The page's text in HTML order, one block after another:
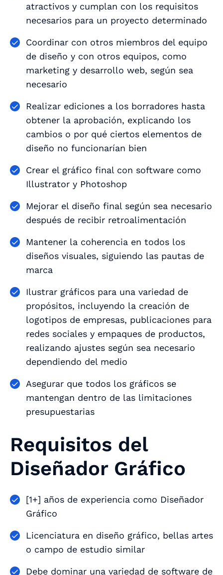
atractivos y cumplan con los requisitos
necesarios para un proyecto determinado
Coordinar con otros miembros del equipo
de diseño y con otros equipos, como
marketing y desarrollo web, según sea
necesario
Realizar ediciones a los borradores hasta
obtener la aprobación, explicando los
cambios o por qué ciertos elementos de
diseño no funcionarían bien
Crear el gráfico final con software como
Illustrator y Photoshop
Mejorar el diseño final según sea necesario
después de recibir retroalimentación
Mantener la coherencia en todos los
diseños visuales, siguiendo las pautas de
marca
Ilustrar gráficos para una variedad de
propósitos, incluyendo la creación de
logotipos de empresas, publicaciones para
redes sociales y empaques de productos,
realizando ajustes según sea necesario
dependiendo del medio
Asegurar que todos los gráficos se
mantengan dentro de las limitaciones
presupuestarias
Requisitos del
Diseñador Gráfico
[1+] años de experiencia como Diseñador
Gráfico
Licenciatura en diseño gráfico, bellas artes
o campo de estudio similar
Debe dominar una variedad de software de